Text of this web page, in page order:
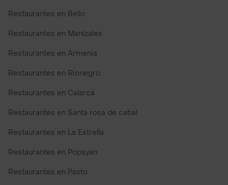
Restaurantes en Bello
Restaurantes en Manizales
Restaurantes en Armenia
Restaurantes en Rionegro
Restaurantes en Calarcá
Restaurantes en Santa rosa de cabal
Restaurantes en La Estrella
Restaurantes en Popayan
Restaurantes en Pasto